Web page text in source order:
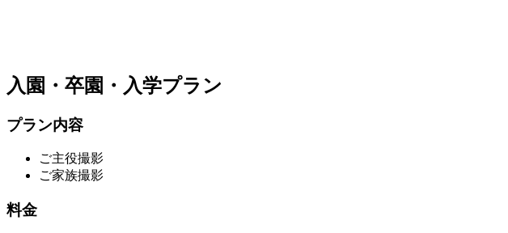
入園・卒園・入学プラン
プラン内容
ご主役撮影
ご家族撮影
料金